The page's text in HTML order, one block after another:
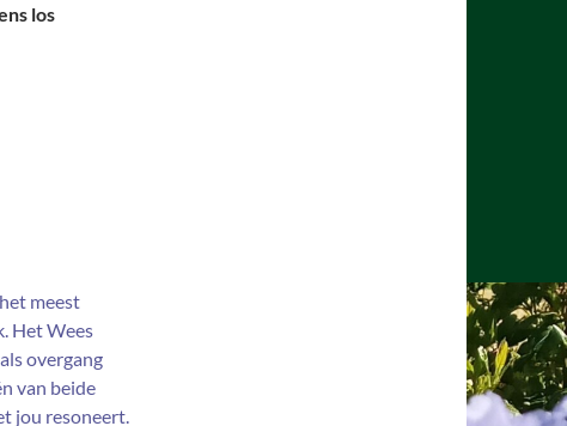
los
meest
Het Wees
overgang
van beide
jou resoneert.